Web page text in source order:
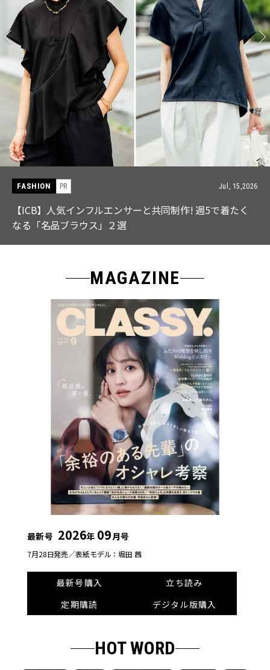
FASHION PR Jul, 15,2026
【ICB】人気インフルエンサーと共同制作! 週5で着たく
なる「名品ブラウス」２選
MAGAZINE
最新号 2026年 09月号
7月28日発売／表紙モデル：堀田 茜
最新号購入
立ち読み
定期購読
デジタル版購入
HOT WORD